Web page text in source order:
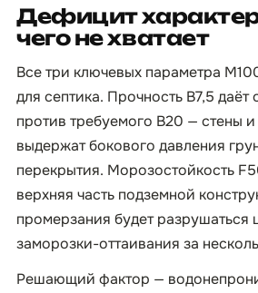
Дефицит
чего не хватает
Все три ключевых параметра
для септика. Прочность B7,5 даёт
против требуемого B20 — стены
выдержат бокового давления
перекрытия. Морозостойкость
верхняя часть подземной
промерзания будет разрушаться
заморозки-оттаивания за
Решающий фактор —